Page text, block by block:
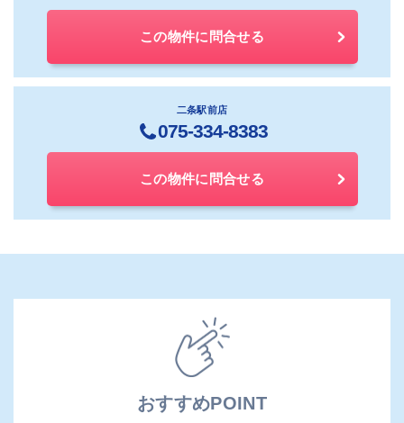
この物件に問合せる
二条駅前店
075-334-8383
この物件に問合せる
おすすめPOINT